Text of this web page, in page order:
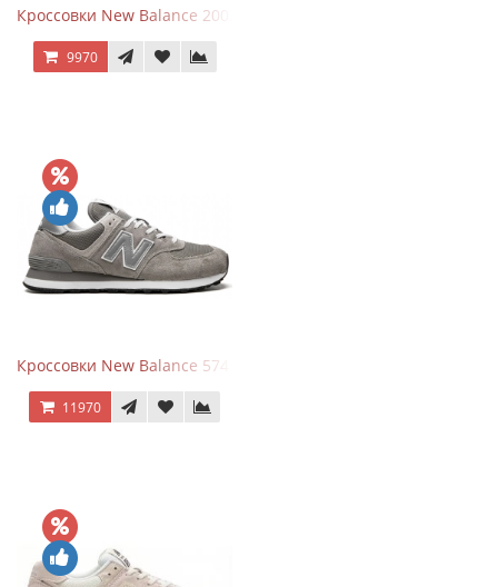
Кроссовки New Balance 2002R Protection Pack Black Grey
9970
Кроссовки New Balance 574 Grey White Silver
11970